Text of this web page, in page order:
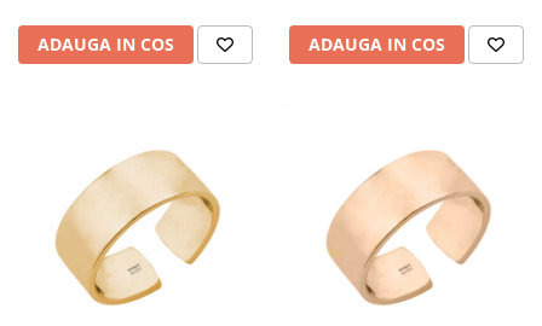
ADAUGA IN COS ADAUGA IN COS